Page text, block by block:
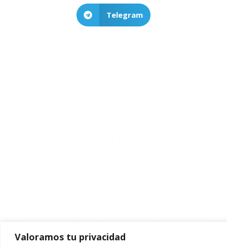
Valoramos tu privacidad
Telegram